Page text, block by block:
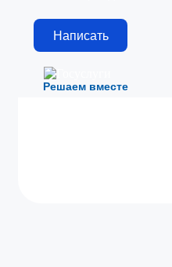
Решаем вместе
Написать